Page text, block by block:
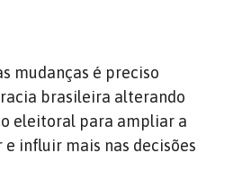
mudanças é preciso
brasileira alterando
eleitoral para ampliar a
influir mais nas decisões